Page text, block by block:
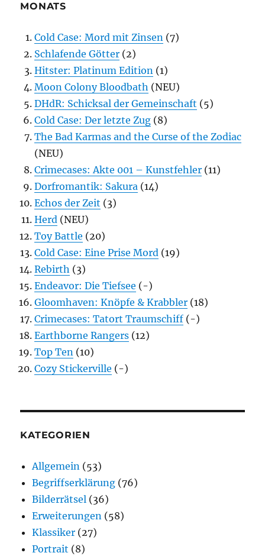
MONATS
Cold Case: Mord mit Zinsen (7)
Schlafende Götter (2)
Hitster: Platinum Edition (1)
Moon Colony Bloodbath (NEU)
DHdR: Schicksal der Gemeinschaft (5)
Cold Case: Der letzte Zug (8)
The Bad Karmas and the Curse of the Zodiac
(NEU)
Crimecases: Akte 001 – Kunstfehler (11)
Dorfromantik: Sakura (14)
Echos der Zeit (3)
Herd (NEU)
Toy Battle (20)
Cold Case: Eine Prise Mord (19)
Rebirth (3)
Endeavor: Die Tiefsee (-)
Gloomhaven: Knöpfe & Krabbler (18)
Crimecases: Tatort Traumschiff (-)
Earthborne Rangers (12)
Top Ten (10)
Cozy Stickerville (-)
KATEGORIEN
Allgemein (53)
Begriffserklärung (76)
Bilderrätsel (36)
Erweiterungen (58)
Klassiker (27)
Portrait (8)